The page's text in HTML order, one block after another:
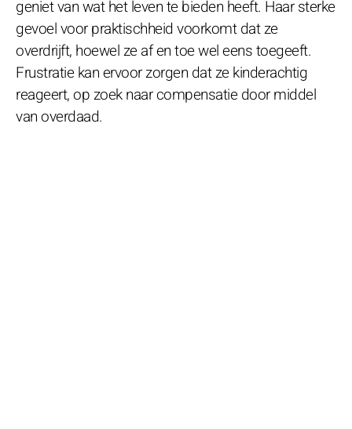
geniet van wat het leven te bieden heeft. Haar sterke
gevoel voor praktischheid voorkomt dat ze
overdrijft, hoewel ze af en toe wel eens toegeeft.
Frustratie kan ervoor zorgen dat ze kinderachtig
reageert, op zoek naar compensatie door middel
van overdaad.